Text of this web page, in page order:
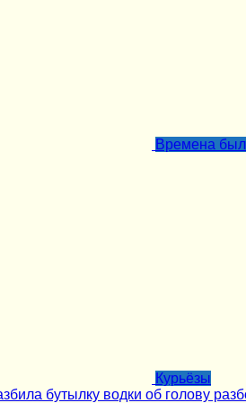
Времена
Курьёзы
бутылку водки об голову